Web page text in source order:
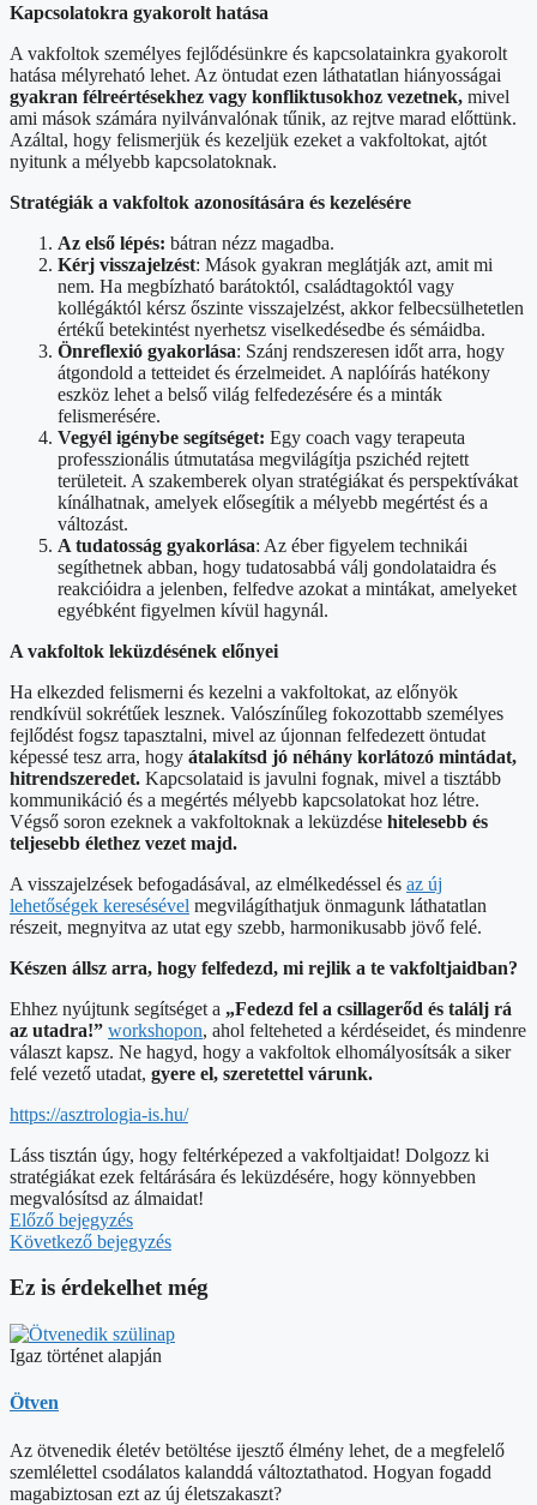
Kapcsolatokra gyakorolt hatása
A vakfoltok személyes fejlődésünkre és kapcsolatainkra gyakorolt ​​
hatása mélyreható lehet. Az öntudat ezen láthatatlan hiányosságai
gyakran félreértésekhez vagy konfliktusokhoz vezetnek, mivel
ami mások számára nyilvánvalónak tűnik, az rejtve marad előttünk.
Azáltal, hogy felismerjük és kezeljük ezeket a vakfoltokat, ajtót
nyitunk a mélyebb kapcsolatoknak.
Stratégiák a vakfoltok azonosítására és kezelésére
Az első lépés: bátran nézz magadba.
Kérj visszajelzést: Mások gyakran meglátják azt, amit mi
nem. Ha megbízható barátoktól, családtagoktól vagy
kollégáktól kérsz őszinte visszajelzést, akkor felbecsülhetetlen
értékű betekintést nyerhetsz viselkedésedbe és sémáidba.
Önreflexió gyakorlása: Szánj rendszeresen időt arra, hogy
átgondold a tetteidet és érzelmeidet. A naplóírás hatékony
eszköz lehet a belső világ felfedezésére és a minták
felismerésére.
Vegyél igénybe segítséget: Egy coach vagy terapeuta
professzionális útmutatása megvilágítja pszichéd rejtett
területeit. A szakemberek olyan stratégiákat és perspektívákat
kínálhatnak, amelyek elősegítik a mélyebb megértést és a
változást.
A tudatosság gyakorlása: Az éber figyelem technikái
segíthetnek abban, hogy tudatosabbá válj gondolataidra és
reakcióidra a jelenben, felfedve azokat a mintákat, amelyeket
egyébként figyelmen kívül hagynál.
A vakfoltok leküzdésének előnyei
Ha elkezded felismerni és kezelni a vakfoltokat, az előnyök
rendkívül sokrétűek lesznek. Valószínűleg fokozottabb személyes
fejlődést fogsz tapasztalni, mivel az újonnan felfedezett öntudat
képessé tesz arra, hogy átalakítsd jó néhány korlátozó mintádat,
hitrendszeredet. Kapcsolataid is javulni fognak, mivel a tisztább
kommunikáció és a megértés mélyebb kapcsolatokat hoz létre.
Végső soron ezeknek a vakfoltoknak a leküzdése hitelesebb és
teljesebb élethez vezet majd.
A visszajelzések befogadásával, az elmélkedéssel és az új
lehetőségek keresésével megvilágíthatjuk önmagunk láthatatlan
részeit, megnyitva az utat egy szebb, harmonikusabb jövő felé.
Készen állsz arra, hogy felfedezd, mi rejlik a te vakfoltjaidban?
Ehhez nyújtunk segítséget a „Fedezd fel a csillagerőd és találj rá
az utadra!” workshopon, ahol felteheted a kérdéseidet, és mindenre
választ kapsz. Ne hagyd, hogy a vakfoltok elhomályosítsák a siker
felé vezető utadat, gyere el, szeretettel várunk.
https://asztrologia-is.hu/
Láss tisztán úgy, hogy feltérképezed a vakfoltjaidat! Dolgozz ki
stratégiákat ezek feltárására és leküzdésére, hogy könnyebben
megvalósítsd az álmaidat!
Előző bejegyzés
Következő bejegyzés
Ez is érdekelhet még
Igaz történet alapján
Ötven
Az ötvenedik életév betöltése ijesztő élmény lehet, de a megfelelő
szemlélettel csodálatos kalanddá változtathatod. Hogyan fogadd
magabiztosan ezt az új életszakaszt?